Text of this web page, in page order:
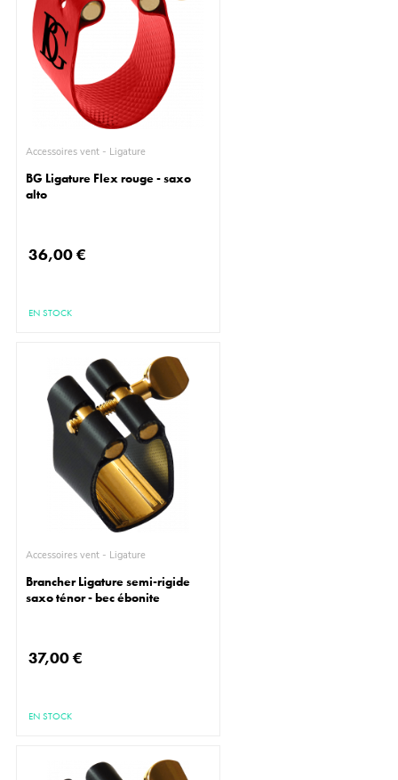
Accessoires vent - Ligature
BG Ligature Flex rouge - saxo
alto
36,00 €
EN STOCK
Accessoires vent - Ligature
Brancher Ligature semi-rigide
saxo ténor - bec ébonite
37,00 €
EN STOCK